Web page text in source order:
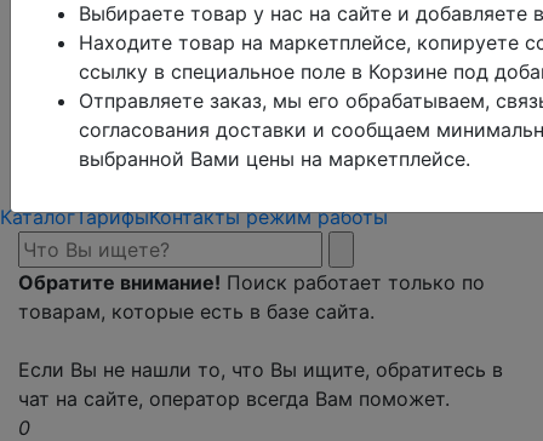
Дизайн
Сроки доставки
Обмен и возврат
Блог
Заказать юр.лицу
Контакты
режим работы
Корзина0
КаталогТарифыКонтакты режим работы
Обратите внимание! Поиск работает только по
товарам, которые есть в базе сайта.
Если Вы не нашли то, что Вы ищите, обратитесь в
чат на сайте, оператор всегда Вам поможет.
0
Выбираете товар у нас на сайте и добавляете
Находите товар на маркетплейсе, копируете
ссылку в специальное поле в Корзине под
Отправляете заказ, мы его обрабатываем,
согласования доставки и сообщаем
выбранной Вами цены на маркетплейсе.